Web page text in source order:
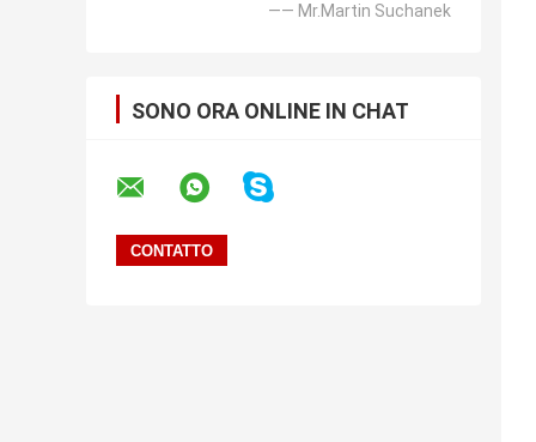
—— Mr.Martin Suchanek
SONO ORA ONLINE IN CHAT